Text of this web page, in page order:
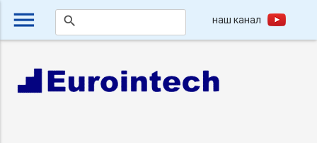
menu search наш канал